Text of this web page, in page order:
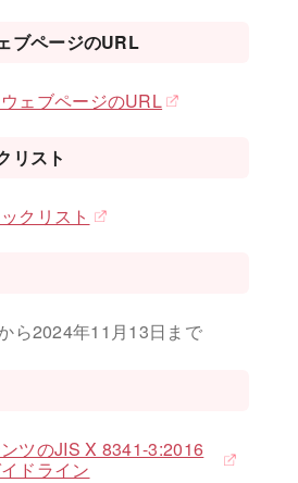
ブページのURL
ェブページのURL
リスト
クリスト
ら2024年11月13日まで
ツのJIS X 8341-3:2016
ドライン